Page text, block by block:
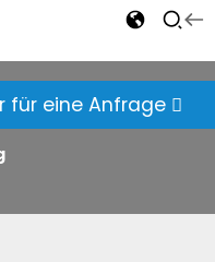
für eine Anfrage